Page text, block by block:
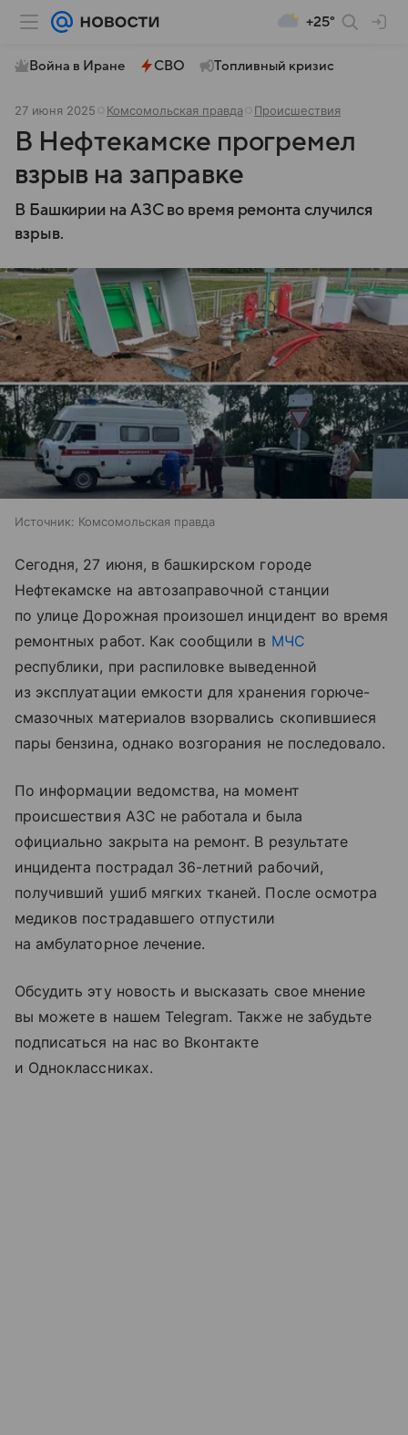
+25°
Война в Иране СВО Топливный кризис
27 июня 2025 Комсомольская правда Происшествия
В Нефтекамске прогремел
взрыв на заправке
В Башкирии на АЗС во время ремонта случился
взрыв.
Источник: Комсомольская правда
Сегодня, 27 июня, в башкирском городе
Нефтекамске на автозаправочной станции
по улице Дорожная произошел инцидент во время
ремонтных работ. Как сообщили в МЧС
республики, при распиловке выведенной
из эксплуатации емкости для хранения горюче-
смазочных материалов взорвались скопившиеся
пары бензина, однако возгорания не последовало.
По информации ведомства, на момент
происшествия АЗС не работала и была
официально закрыта на ремонт. В результате
инцидента пострадал 36-летний рабочий,
получивший ушиб мягких тканей. После осмотра
медиков пострадавшего отпустили
на амбулаторное лечение.
Обсудить эту новость и высказать свое мнение
вы можете в нашем Telegram. Также не забудьте
подписаться на нас во Вконтакте
и Одноклассниках.